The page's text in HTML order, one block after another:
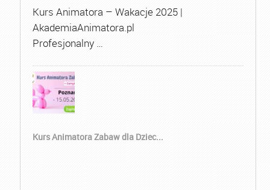
Kurs Animatora – Wakacje 2025 |
AkademiaAnimatora.pl
Profesjonalny …
Kurs Animatora Zabaw dla Dziec...